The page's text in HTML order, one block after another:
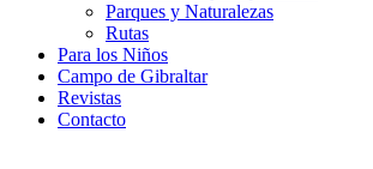
Parques y Naturalezas
Rutas
Para los Niños
Campo de Gibraltar
Revistas
Contacto